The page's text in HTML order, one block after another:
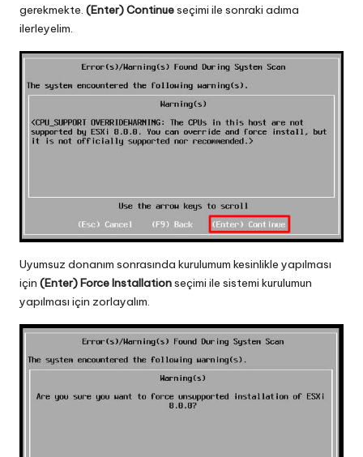
gerekmekte. (Enter) Continueseçimi ile sonraki adıma
ilerleyelim.
Uyumsuz donanım sonrasında kurulumum kesinlikle yapılması
için (Enter) Force Installationseçimi ile sistemi kurulumun
yapılması için zorlayalım.